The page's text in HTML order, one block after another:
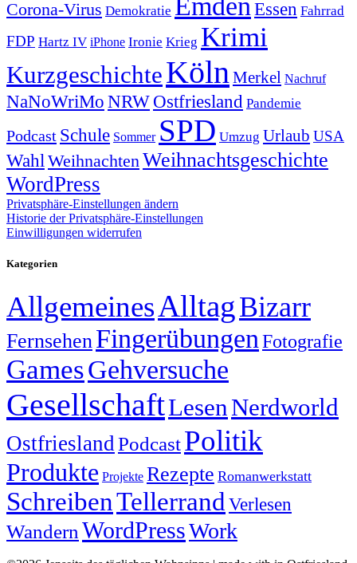
Corona-Virus Demokratie Essen Fahrrad
FDP Hartz IV iPhone Ironie Krieg Krimi
KurzgeschichteKöln Merkel Nachruf
NaNoWriMo NRWOstfriesland Pandemie
Podcast Schule Sommer SPD Umzug Urlaub USA
Wahl Weihnachten Weihnachtsgeschichte
WordPress
Privatsphäre-Einstellungen ändern
Historie der Privatsphäre-Einstellungen
Einwilligungen widerrufen
Kategorien
AllgemeinesAlltagBizarr
FernsehenFingerübungen Fotografie
GamesGehversuche
GesellschaftLesenNerdworld
OstfrieslandPodcastPolitik
Produkte Projekte Rezepte Romanwerkstatt
SchreibenTellerrand Verlesen
Wandern WordPressWork